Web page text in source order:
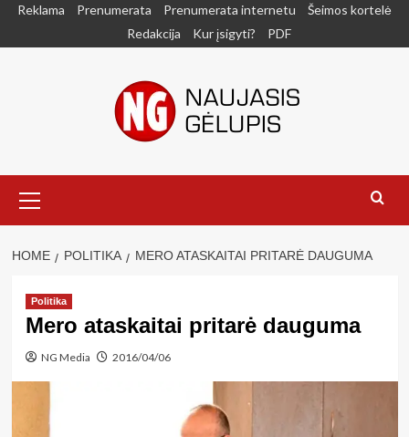
SkipReklama Prenumerata Prenumerata internetu
Šeimos kortelė
Redakcija
Kur įsigyti? PDF
Menu
HOME POLITIKA MERO ATASKAITAI PRITARĖ DAUGUMA
Politika
Mero ataskaitai pritarė dauguma
NG Media 2016/04/06